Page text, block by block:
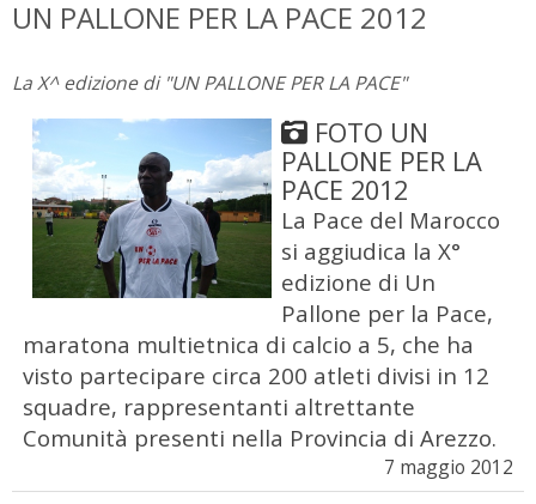
UN PALLONE PER LA PACE 2012
La X^ edizione di "UN PALLONE PER LA PACE"
FOTO UN
PALLONE PER LA
PACE 2012
La Pace del Marocco
si aggiudica la X°
edizione di Un
Pallone per la Pace,
maratona multietnica di calcio a 5, che ha
visto partecipare circa 200 atleti divisi in 12
squadre, rappresentanti altrettante
Comunità presenti nella Provincia di Arezzo.
7 maggio 2012